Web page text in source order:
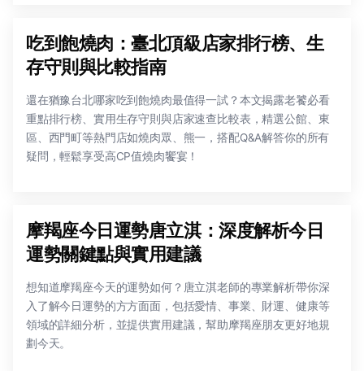
吃到飽燒肉：臺北頂級店家排行榜、生
存守則與比較指南
還在猶豫台北哪家吃到飽燒肉最值得一試？本文揭露老饕必看
重點排行榜、實用生存守則與店家速查比較表，精選公館、東
區、西門町等熱門店如燒肉眾、熊一，搭配Q&A解答你的所有
疑問，輕鬆享受高CP值燒肉饗宴！
摩羯座今日運勢唐立淇：深度解析今日
運勢關鍵點與實用建議
想知道摩羯座今天的運勢如何？唐立淇老師的專業解析帶你深
入了解今日運勢的方方面面，包括愛情、事業、財運、健康等
領域的詳細分析，並提供實用建議，幫助摩羯座朋友更好地規
劃今天。